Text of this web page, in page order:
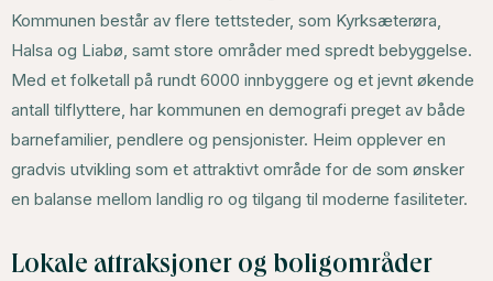
Kommunen består av flere tettsteder, som Kyrksæterøra,
Halsa og Liabø, samt store områder med spredt bebyggelse.
Med et folketall på rundt 6000 innbyggere og et jevnt økende
antall tilflyttere, har kommunen en demografi preget av både
barnefamilier, pendlere og pensjonister. Heim opplever en
gradvis utvikling som et attraktivt område for de som ønsker
en balanse mellom landlig ro og tilgang til moderne fasiliteter.
Lokale attraksjoner og boligområder